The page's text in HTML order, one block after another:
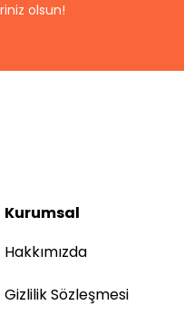
olsun!
Kurumsal
Hakkımızda
Gizlilik Sözleşmesi